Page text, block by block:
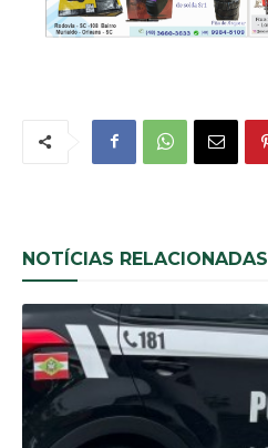
NOTÍCIAS RELACIONADAS